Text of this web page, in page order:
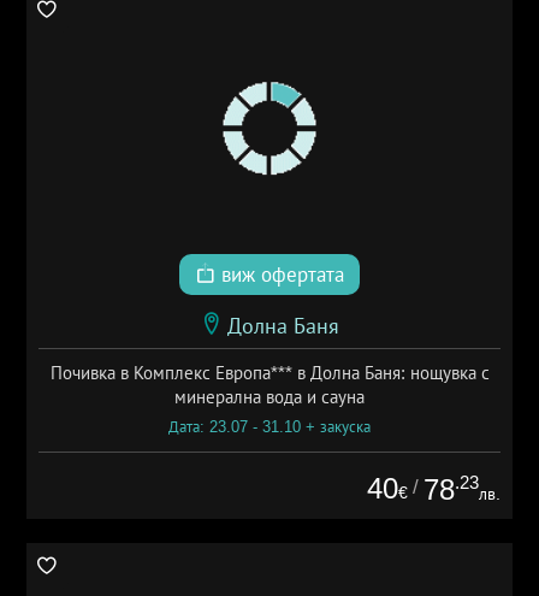
виж офертата
Долна Баня
Почивка в Комплекс Европа*** в Долна Баня: нощувка с
минерална вода и сауна
Дата: 23.07 - 31.10 + закуска
40€ / 78.23
лв.